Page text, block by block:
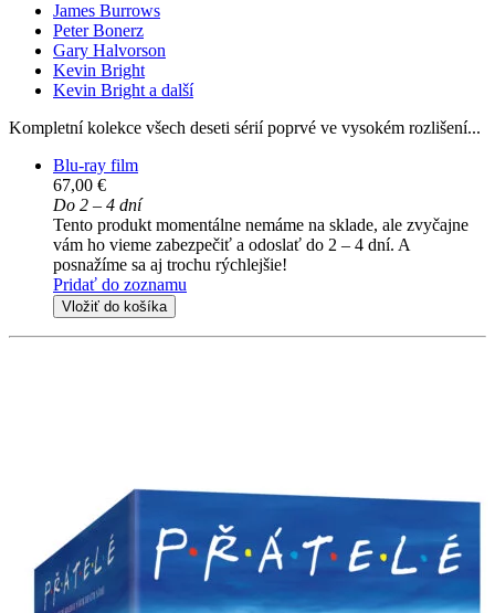
James Burrows
Peter Bonerz
Gary Halvorson
Kevin Bright
Kevin Bright a další
Kompletní kolekce všech deseti sérií poprvé ve vysokém rozlišení...
Blu-ray film
67,00 €
Do 2 – 4 dní
Tento produkt momentálne nemáme na sklade, ale zvyčajne
vám ho vieme zabezpečiť a odoslať do 2 – 4 dní. A
posnažíme sa aj trochu rýchlejšie!
Pridať do zoznamu
Vložiť do košíka